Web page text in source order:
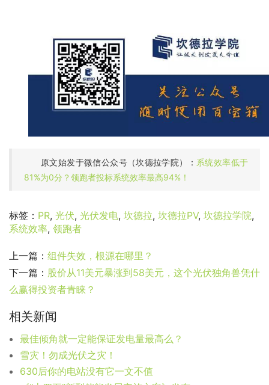
原文始发于微信公众号（坎德拉学院）： 系统效率低于
81%为0分？领跑者投标系统效率最高94%！
标签： PR, 光伏, 光伏发电, 坎德拉, 坎德拉PV, 坎德拉学院,
系统效率, 领跑者
上一篇： 组件失效，根源在哪里？
下一篇： 股价从11美元暴涨到58美元，这个光伏独角兽凭什
么赢得投资者青睐？
相关新闻
最佳倾角就一定能保证发电量最高么？
雪灾！勿成光伏之灾！
630后你的电站没有它一文不值